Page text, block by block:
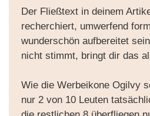
Der Fließtext in deinem
recherchiert, umwerfend
wunderschön aufbereitet
nicht stimmt, bringt dir das
Wie die Werbeikone Ogilvy
nur 2 von 10 Leuten